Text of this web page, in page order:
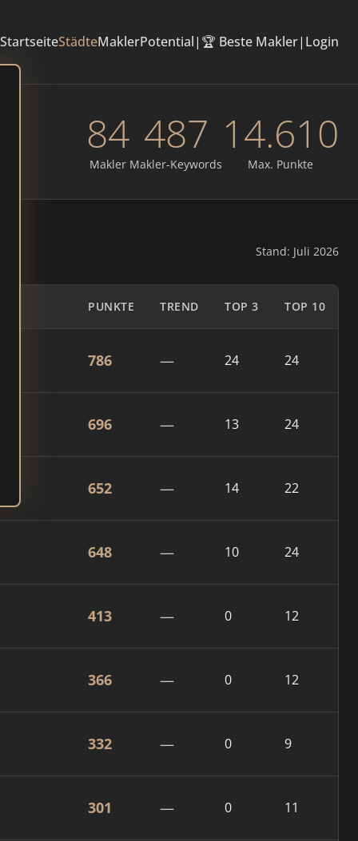
StartseiteStädteMaklerPotential| 🏆 Beste Makler| Login
84
Makler
487
Makler-Keywords
14.610
Max. Punkte
Stand: Juli 2026
PUNKTE TREND TOP 3 TOP 10
786 — 24 24
696 — 13 24
652 — 14 22
648 — 10 24
413 — 0 12
366 — 0 12
332 — 0 9
301 — 0 11